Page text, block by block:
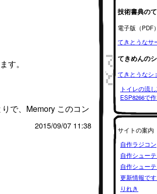
す。
で、Memory このコン
2015/09/07 11:38
技術書典の
電子版（PDF
てきとうなサ
てきめんの
てきとうなシ
トイレの流
ESP8266で
サイトの案内
自作ラジコン
自作シュー
自作シュー
更新情報で
りれき